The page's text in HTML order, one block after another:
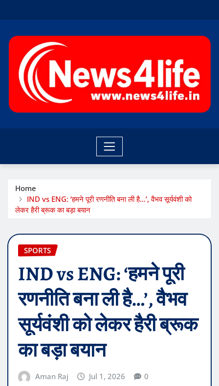
to
Home
IND vs ENG: ‘हमने पूरी रणनीति बना ली है…’, वैभव सूर्यवंशी को
लेकर हैरी ब्रूक का बड़ा बयान
SPORTS
IND vs ENG: ‘हमने पूरी
रणनीति बना ली है…’, वैभव
सूर्यवंशी को लेकर हैरी ब्रूक
का बड़ा बयान
Aman Raj Jul 1, 2026 0